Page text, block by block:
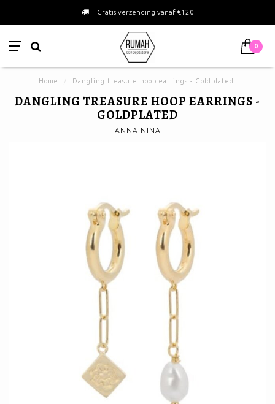
Gratis verzending vanaf €120
0
Home Dangling treasure hoop earrings - Goldplated
DANGLING TREASURE HOOP EARRINGS -
GOLDPLATED
ANNA NINA